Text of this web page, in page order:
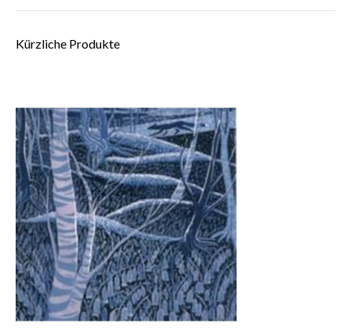
Kürzliche Produkte